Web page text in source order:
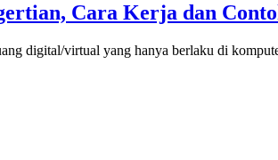
Cara Kerja dan
digital/virtual yang hanya berlaku di